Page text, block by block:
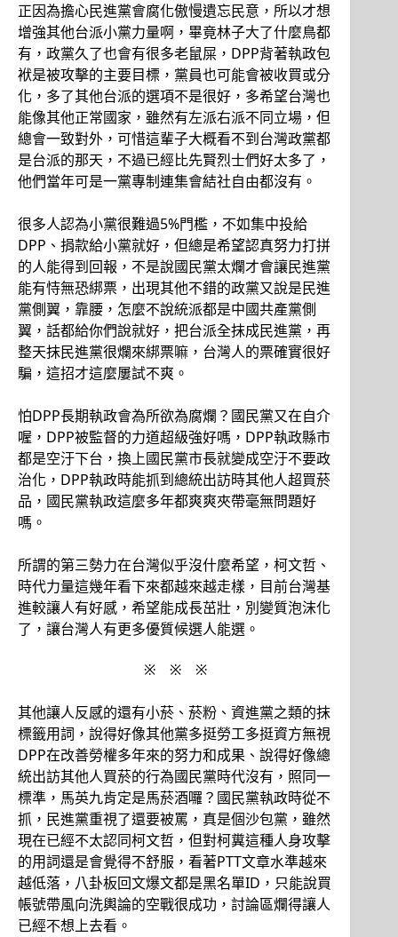
正因為擔心民進黨會腐化傲慢遺忘民意，所以才想
增強其他台派小黨力量啊，畢竟林子大了什麼鳥都
有，政黨久了也會有很多老鼠屎，DPP背著執政包
袱是被攻擊的主要目標，黨員也可能會被收買或分
化，多了其他台派的選項不是很好，多希望台灣也
能像其他正常國家，雖然有左派右派不同立場，但
總會一致對外，可惜這輩子大概看不到台灣政黨都
是台派的那天，不過已經比先賢烈士們好太多了，
他們當年可是一黨專制連集會結社自由都沒有。
很多人認為小黨很難過5%門檻，不如集中投給
DPP、捐款給小黨就好，但總是希望認真努力打拼
的人能得到回報，不是說國民黨太爛才會讓民進黨
能有恃無恐綁票，出現其他不錯的政黨又說是民進
黨側翼，靠腰，怎麼不說統派都是中國共產黨側
翼，話都給你們說就好，把台派全抹成民進黨，再
整天抹民進黨很爛來綁票嘛，台灣人的票確實很好
騙，這招才這麼屢試不爽。
怕DPP長期執政會為所欲為腐爛？國民黨又在自介
喔，DPP被監督的力道超級強好嗎，DPP執政縣市
都是空汙下台，換上國民黨市長就變成空汙不要政
治化，DPP執政時能抓到總統出訪時其他人超買菸
品，國民黨執政這麼多年都爽爽夾帶毫無問題好
嗎。
所謂的第三勢力在台灣似乎沒什麼希望，柯文哲、
時代力量這幾年看下來都越來越走樣，目前台灣基
進較讓人有好感，希望能成長茁壯，別變質泡沫化
了，讓台灣人有更多優質候選人能選。
※ ※ ※
其他讓人反感的還有小菸、菸粉、資進黨之類的抹
標籤用詞，說得好像其他黨多挺勞工多挺資方無視
DPP在改善勞權多年來的努力和成果、說得好像總
統出訪其他人買菸的行為國民黨時代沒有，照同一
標準，馬英九肯定是馬菸酒囉？國民黨執政時從不
抓，民進黨重視了還要被罵，真是個沙包黨，雖然
現在已經不太認同柯文哲，但對柯糞這種人身攻擊
的用詞還是會覺得不舒服，看著PTT文章水準越來
越低落，八卦板回文爆文都是黑名單ID，只能說買
帳號帶風向洗輿論的空戰很成功，討論區爛得讓人
已經不想上去看。